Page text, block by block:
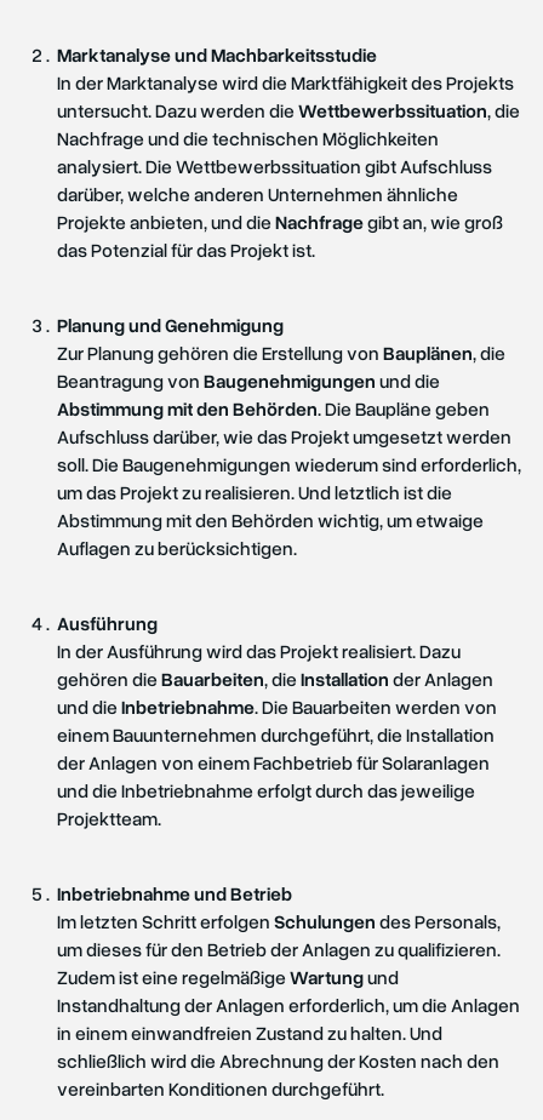
Marktanalyse und Machbarkeitsstudie
In der Marktanalyse wird die Marktfähigkeit des Projekts
untersucht. Dazu werden dieWettbewerbssituation , die
Nachfrage und die technischen Möglichkeiten
analysiert. Die Wettbewerbssituation gibt Aufschluss
darüber, welche anderen Unternehmen ähnliche
Projekte anbieten, und dieNachfragegibt an, wie groß
das Potenzial für das Projekt ist.
Planung und Genehmigung
Zur Planung gehören die Erstellung vonBauplänen, die
Beantragung vonBaugenehmigungenund die
Abstimmung mit den Behörden. Die Baupläne geben
Aufschluss darüber, wie das Projekt umgesetzt werden
soll. Die Baugenehmigungen wiederum sind erforderlich,
um das Projekt zu realisieren. Und letztlich ist die
Abstimmung mit den Behörden wichtig, um etwaige
Auflagen zu berücksichtigen.
Ausführung
In der Ausführung wird das Projekt realisiert. Dazu
gehören dieBauarbeiten, dieInstallationder Anlagen
und dieInbetriebnahme. Die Bauarbeiten werden von
einem Bauunternehmen durchgeführt, die Installation
der Anlagen von einem Fachbetrieb für Solaranlagen
und die Inbetriebnahme erfolgt durch das jeweilige
Projektteam.
Inbetriebnahme und Betrieb
Im letzten Schritt erfolgenSchulungendes Personals,
um dieses für den Betrieb der Anlagen zu qualifizieren.
Zudem ist eine regelmäßigeWartungund
Instandhaltung der Anlagen erforderlich, um die Anlagen
in einem einwandfreien Zustand zu halten. Und
schließlich wird die Abrechnung der Kosten nach den
vereinbarten Konditionen durchgeführt.